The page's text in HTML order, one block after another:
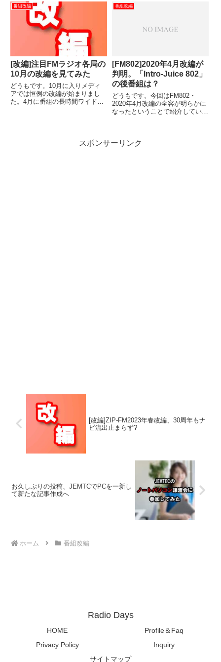
からスタートしたラジオ番組を聴
いての所見を簡単にまとめてみた
いと思います。今回はZIP-FMの
新番組からピックアップして...
何が週末分が出せなかったかとい
ね。番組は続くこと...
番組改編
[改編]注目FMラジオ各局の
10月の改編を見てみた
どうもです。10月に入りメディ
アでは恒例の改編が始まりまし
た。4月に番組の長時間ワイド化
独立局を中心に主な改編をまと
番組改編
[FM802]2020年4月改編が
判明。「Intro-Juice 802」
の後番組は？
どうもです。今回はFM802・
2020年4月改編の全容が明らかに
なったということで紹介していき
と思われるくらいの無風です。
スポンサーリンク
[改編]ZIP-FM2023年春改編、30周年もナ
ビ流出止まらず?
お久しぶりの投稿、JEMTCでPCを一新し
て新たな記事作成へ
ホーム 番組改編
Radio Days
HOME
Profile＆Faq
Privacy Policy
Inquiry
サイトマップ